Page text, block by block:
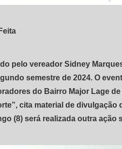
pelo vereador Sidney
semestre de 2024. O
do Bairro Major Lage
cita material de
(8) será realizada outra ação